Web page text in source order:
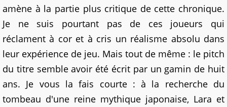
amène à la partie plus critique de cette chronique.
Je ne suis pourtant pas de ces joueurs qui
réclament à cor et à cris un réalisme absolu dans
leur expérience de jeu. Mais tout de même : le pitch
du titre semble avoir été écrit par un gamin de huit
ans. Je vous la fais courte : à la recherche du
tombeau d'une reine mythique japonaise, Lara et